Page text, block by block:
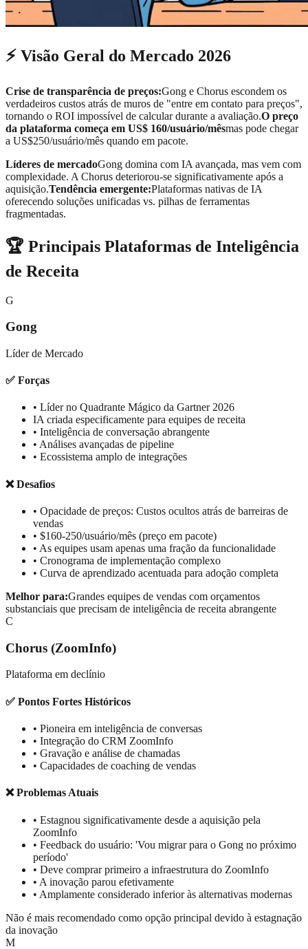
⚡ Visão Geral do Mercado 2026
Crise de transparência de preços:Gong e Chorus escondem os
verdadeiros custos atrás de muros de "entre em contato para preços",
tornando o ROI impossível de calcular durante a avaliação.O preço
da plataforma começa em US$ 160/usuário/mêsmas pode chegar
a US$250/usuário/mês quando em pacote.
Líderes de mercadoGong domina com IA avançada, mas vem com
complexidade. A Chorus deteriorou-se significativamente após a
aquisição.Tendência emergente:Plataformas nativas de IA
oferecendo soluções unificadas vs. pilhas de ferramentas
fragmentadas.
🏆 Principais Plataformas de Inteligência
de Receita
G
Gong
Líder de Mercado
✅ Forças
• Líder no Quadrante Mágico da Gartner 2026
IA criada especificamente para equipes de receita
• Inteligência de conversação abrangente
• Análises avançadas de pipeline
• Ecossistema amplo de integrações
❌ Desafios
• Opacidade de preços: Custos ocultos atrás de barreiras de
vendas
• $160-250/usuário/mês (preço em pacote)
• As equipes usam apenas uma fração da funcionalidade
• Cronograma de implementação complexo
• Curva de aprendizado acentuada para adoção completa
Melhor para:Grandes equipes de vendas com orçamentos
substanciais que precisam de inteligência de receita abrangente
C
Chorus (ZoomInfo)
Plataforma em declínio
✅ Pontos Fortes Históricos
• Pioneira em inteligência de conversas
• Integração do CRM ZoomInfo
• Gravação e análise de chamadas
• Capacidades de coaching de vendas
❌ Problemas Atuais
• Estagnou significativamente desde a aquisição pela
ZoomInfo
• Feedback do usuário: 'Vou migrar para o Gong no próximo
período'
• Deve comprar primeiro a infraestrutura do ZoomInfo
• A inovação parou efetivamente
• Amplamente considerado inferior às alternativas modernas
Não é mais recomendado como opção principal devido à estagnação
da inovação
M